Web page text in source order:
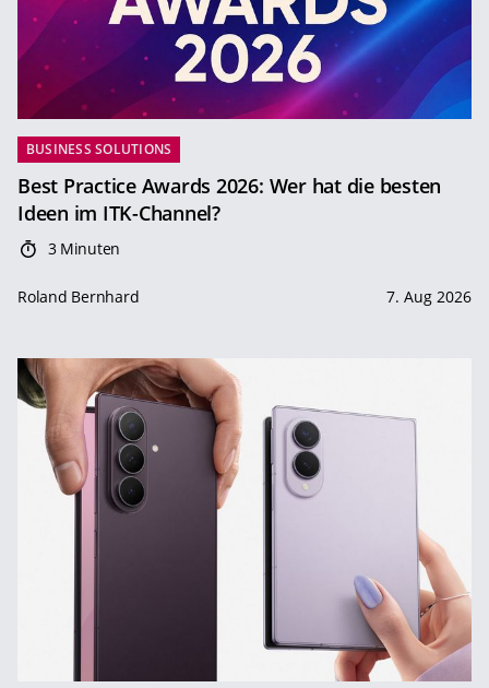
BUSINESS SOLUTIONS
Best Practice Awards 2026: Wer hat die besten
Ideen im ITK-Channel?
3 Minuten
Roland Bernhard 7. Aug 2026